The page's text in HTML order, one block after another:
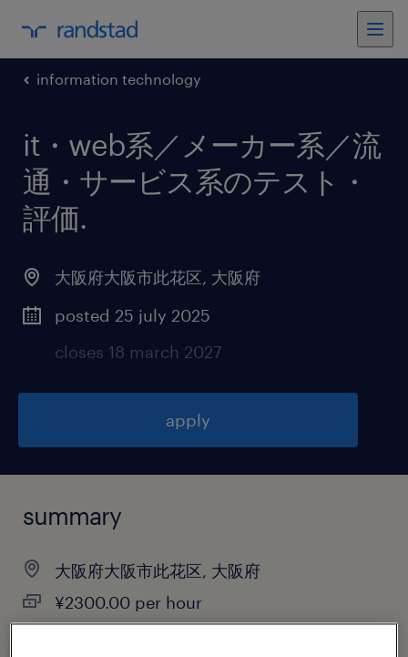
information technology
it・web系／メーカー系／流
通・サービス系のテスト・
評価.
大阪府大阪市此花区, 大阪府
posted 25 july 2025
closes 18 march 2027
apply
summary
大阪府大阪市此花区, 大阪府
¥2300.00 per hour